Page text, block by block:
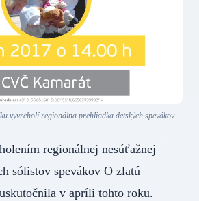
vyvrcholí regionálna prehliadka detských spevákov
regionálnej nesúťažnej
sólistov spevákov O zlatú
v apríli tohto roku.